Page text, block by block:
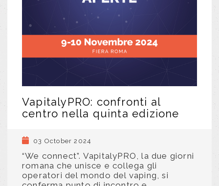
VapitalyPRO: confronti al
centro nella quinta edizione
03 October 2024
“We connect”. VapitalyPRO, la due giorni
romana che unisce e collega gli
operatori del mondo del vaping, si